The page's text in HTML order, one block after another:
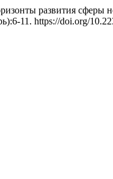
развития
11. https://doi.org/